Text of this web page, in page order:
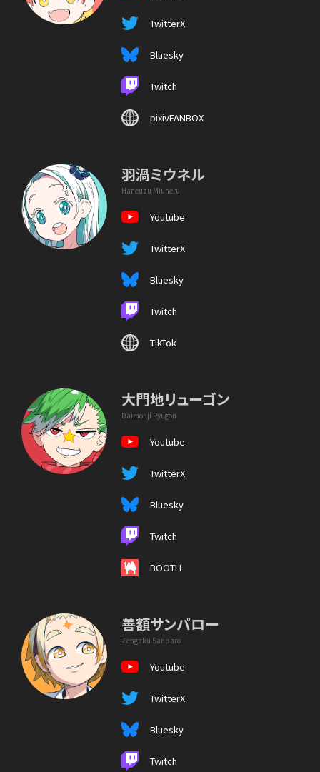
TwitterX
Bluesky
Twitch
pixivFANBOX
羽渦ミウネル
Haneuzu Miuneru
Youtube
TwitterX
Bluesky
Twitch
TikTok
大門地リューゴン
Daimonji Ryugon
Youtube
TwitterX
Bluesky
Twitch
BOOTH
善額サンパロー
Zengaku Sanparo
Youtube
TwitterX
Bluesky
Twitch